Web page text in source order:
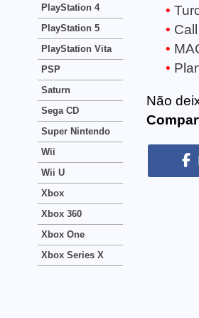
Não
PlayStation 4
PlayStation 5
PlayStation Vita
PSP
Saturn
Sega CD
Super Nintendo
Wii
Wii U
Xbox
Xbox 360
Xbox One
Xbox Series X